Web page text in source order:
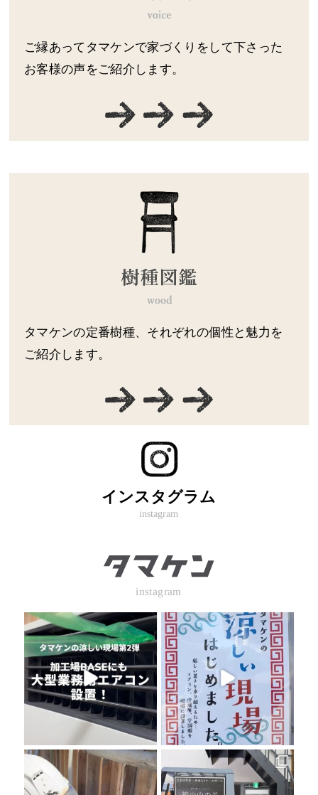
ご縁あってタマケンで家づくりをして下さった
お客様の声をご紹介します。
タマケンの定番樹種、それぞれの個性と魅力を
ご紹介します。
インスタグラム
instagram
instagram